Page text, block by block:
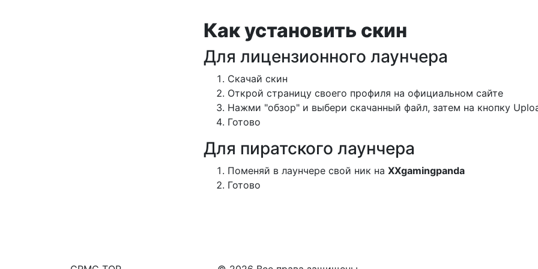
Как установить скин
Для лицензионного лаунчера
Cкачай скин
Открой страницу своего профиля на официальном сайте
Нажми "обзор" и выбери скачанный файл, затем на кнопку
Готово
Для пиратского лаунчера
Поменяй в лаунчере свой ник на XXgamingpanda
Готово